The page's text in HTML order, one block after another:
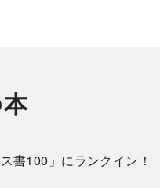
書100 」にランクイン！